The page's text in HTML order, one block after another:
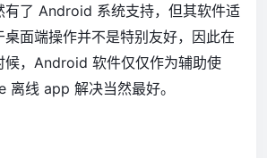
有了 Android 系统支持，但其软件适
桌面端操作并不是特别友好，因此在
候，Android 软件仅仅作为辅助使
离线 app 解决当然最好。